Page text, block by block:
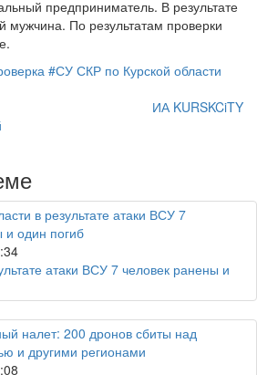
предприниматель. В результате
мужчина. По результатам проверки
#СУ СКР по Курской области
ИА KURSKCiTY
атаки ВСУ 7 человек ранены и